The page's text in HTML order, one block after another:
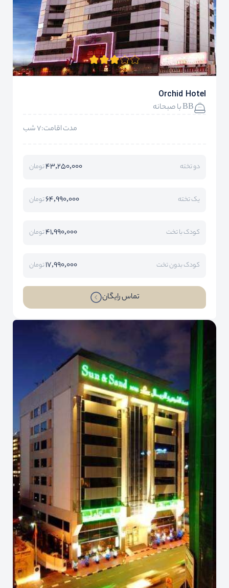
Orchid Hotel
BB با صبحانه
مدت اقامت:7 شب
دو تخته 43,250,000تومان
یک تخته 64,990,000تومان
کودک با تخت 41,990,000تومان
کودک بدون تخت 17,990,000تومان
تماس رایگان